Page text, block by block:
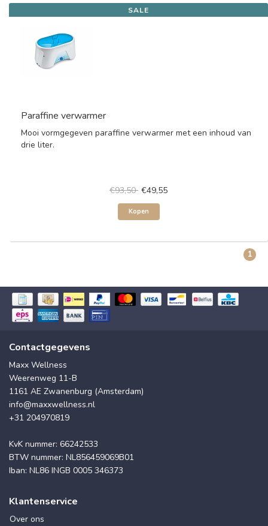
SALE
Paraffine verwarmer
Mooi vormgegeven paraffine verwarmer met een inhoud van
drie liter.
€93,50 €49,55
Kopen
1
Contactgegevens
Maxx Wellness
Weerenweg 11-B
1161 AE Zwanenburg (Amsterdam)
info@maxxwellness.nl
+31 204970819
KvK nummer: 66242533
BTW nummer: NL856459069B01
Iban: NL86 INGB 0005 346373
Klantenservice
Over ons